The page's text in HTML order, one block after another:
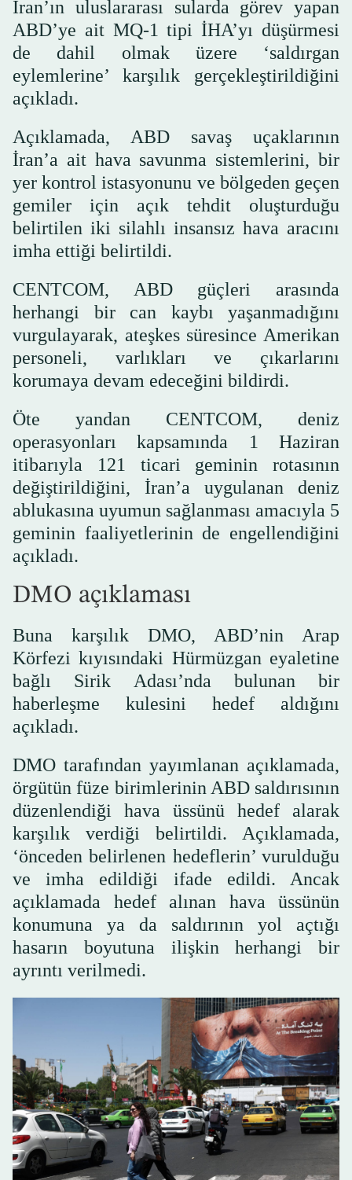
İran’ın uluslararası sularda görev yapan
ABD’ye ait MQ-1 tipi İHA’yı düşürmesi
de dahil olmak üzere ‘saldırgan
eylemlerine’ karşılık gerçekleştirildiğini
açıkladı.
Açıklamada, ABD savaş uçaklarının
İran’a ait hava savunma sistemlerini, bir
yer kontrol istasyonunu ve bölgeden geçen
gemiler için açık tehdit oluşturduğu
belirtilen iki silahlı insansız hava aracını
imha ettiği belirtildi.
CENTCOM, ABD güçleri arasında
herhangi bir can kaybı yaşanmadığını
vurgulayarak, ateşkes süresince Amerikan
personeli, varlıkları ve çıkarlarını
korumaya devam edeceğini bildirdi.
Öte yandan CENTCOM, deniz
operasyonları kapsamında 1 Haziran
itibarıyla 121 ticari geminin rotasının
değiştirildiğini, İran’a uygulanan deniz
ablukasına uyumun sağlanması amacıyla 5
geminin faaliyetlerinin de engellendiğini
açıkladı.
DMO açıklaması
Buna karşılık DMO, ABD’nin Arap
Körfezi kıyısındaki Hürmüzgan eyaletine
bağlı Sirik Adası’nda bulunan bir
haberleşme kulesini hedef aldığını
açıkladı.
DMO tarafından yayımlanan açıklamada,
örgütün füze birimlerinin ABD saldırısının
düzenlendiği hava üssünü hedef alarak
karşılık verdiği belirtildi. Açıklamada,
‘önceden belirlenen hedeflerin’ vurulduğu
ve imha edildiği ifade edildi. Ancak
açıklamada hedef alınan hava üssünün
konumuna ya da saldırının yol açtığı
hasarın boyutuna ilişkin herhangi bir
ayrıntı verilmedi.